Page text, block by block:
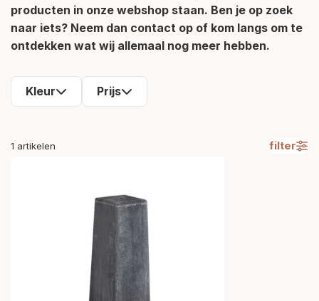
producten in onze webshop staan. Ben je op zoek
naar iets? Neem dan contact op of kom langs om te
ontdekken wat wij allemaal nog meer hebben.
Kleur Prijs
1 artikelen filter